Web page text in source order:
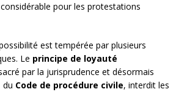
pour les protestations
est tempérée par plusieurs
Le principe de loyauté
par la jurisprudence et désormais
du Code de procédure civile, interdit les